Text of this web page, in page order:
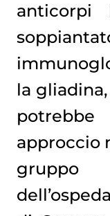
la
potrebbe
approccio